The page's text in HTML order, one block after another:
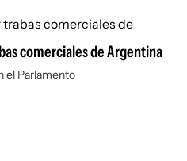
comerciales de Argentina
el Parlamento